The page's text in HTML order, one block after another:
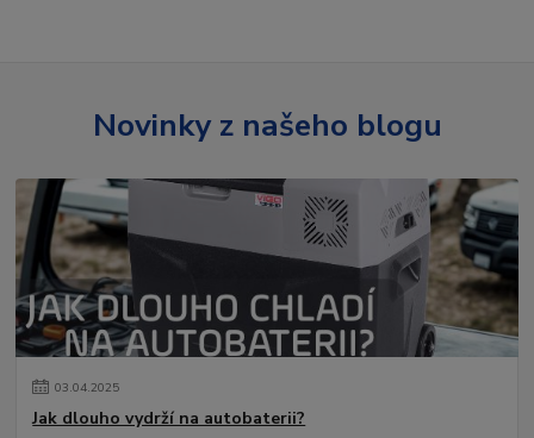
Novinky z našeho blogu
03.04.2025
Jak dlouho vydrží na autobaterii?